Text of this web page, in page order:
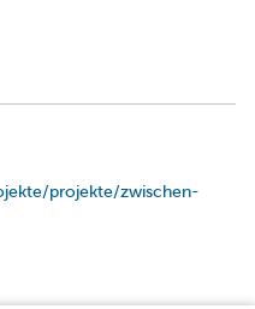
projekte/zwischen-